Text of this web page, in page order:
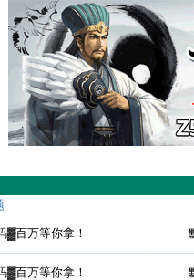
百万等你拿！
百万等你拿！